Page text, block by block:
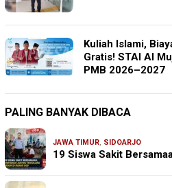
Kuliah Islami,
Gratis! STAI Al
PMB 2026–2027
PALING BANYAK DIBACA
JAWA TIMUR, SIDOARJO
19 Siswa Sakit